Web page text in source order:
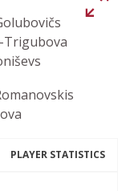
Trigubova
PLAYER STATISTICS